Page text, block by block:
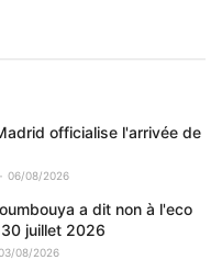
officialise l'arrivée de
06/08/2026
a dit non à l'eco
30 juillet 2026
08/2026